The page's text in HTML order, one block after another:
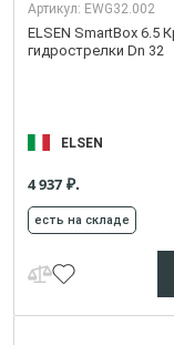
Артикул: EWG32.002
ELSEN SmartBox 6.5
гидрострелки Dn 32
ELSEN
4 937 ₽.
есть на складе